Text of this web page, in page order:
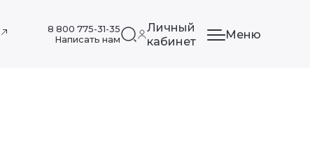
8 800 775-31-35
Написать нам
Личный
кабинет
Меню